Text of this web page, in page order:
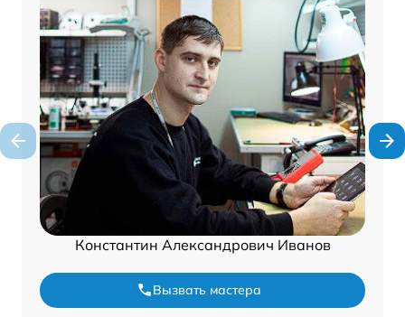
Константин Александрович Иванов
Вызвать мастера